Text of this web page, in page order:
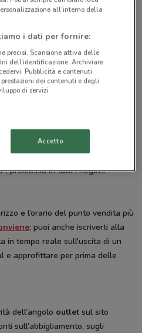
da 50 anni a questa parte
attesa. Scopri i passeggini
o il fasciatoio e le culle
per i tuoi figli e abiti premaman
potrai ricevere anche
al meglio il tuo bambino da parte
come te, che potrai incontrare
promossa in tutti i negozi.
e l’orario del punto vendita più
; puoi anche iscriverti alla
in tempo reale sull'uscita di un
e approfittare per prima delle
dell’angolo outlet sul sito
sull’abbigliamento, sugli
all'interno della
i dati per fornire:
precisi. Scansione attiva delle
dell’identificazione. Archiviare
Pubblicità e contenuti
dei contenuti e degli
di servizi.
Accetto